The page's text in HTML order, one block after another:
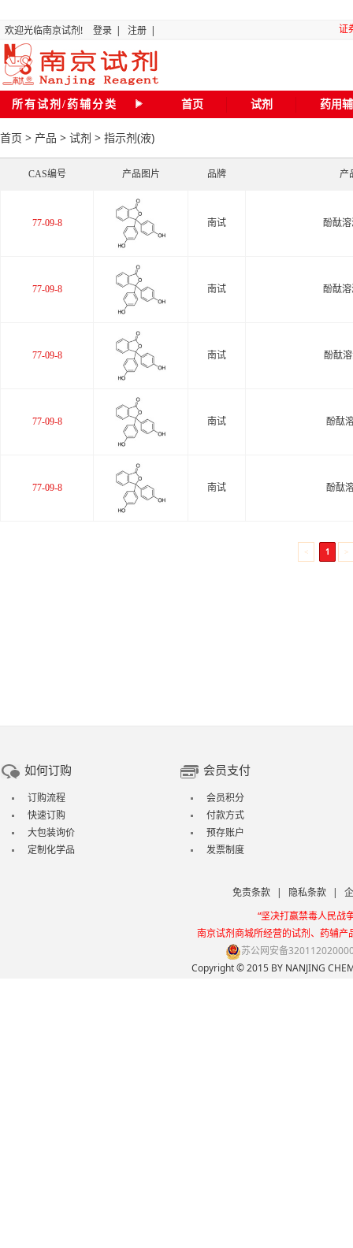
“关于
2024
关于
欢迎光临南京试剂! 登录 | 注册 | 证
所有试剂/药辅分类 首页 试剂 药用
首页 > 产品 > 试剂 > 指示剂(液)
CAS编号 产品图片 品牌 产
77-09-8 南试 酚酞溶
77-09-8 南试 酚酞溶
77-09-8 南试 酚酞
77-09-8 南试 酚酞
77-09-8 南试 酚酞
< 1 >
如何订购
订购流程
快速订购
大包装询价
定制化学品
会员支付
会员积分
付款方式
预存账户
发票制度
免责条款 | 隐私条款 |
“坚决打赢禁毒人民战
南京试剂商城所经营的试剂、药辅
苏公网安备
Copyright © 2015 BY NANJING